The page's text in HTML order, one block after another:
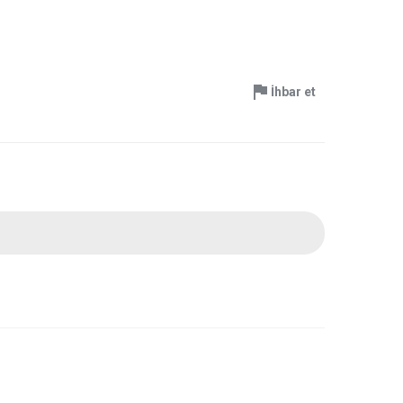
İhbar et